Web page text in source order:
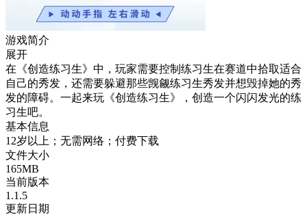
游戏简介
展开
在《创造练习生》中，玩家需要控制练习生在赛道中拾取适合
自己的秀发，还需要躲避那些觊觎练习生秀发并想毁掉她的秀
发的障碍。一起来玩《创造练习生》，创造一个闪闪发光的练
习生吧。
基本信息
12岁以上；无需网络；付费下载
文件大小
165MB
当前版本
1.1.5
更新日期